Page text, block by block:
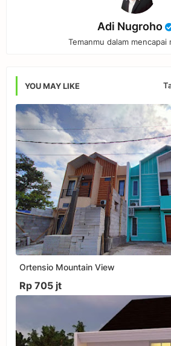
Adi Nugroho
Temanmu dalam mencapai
YOU MAY LIKE
Ortensio Mountain View
Rp 705 jt